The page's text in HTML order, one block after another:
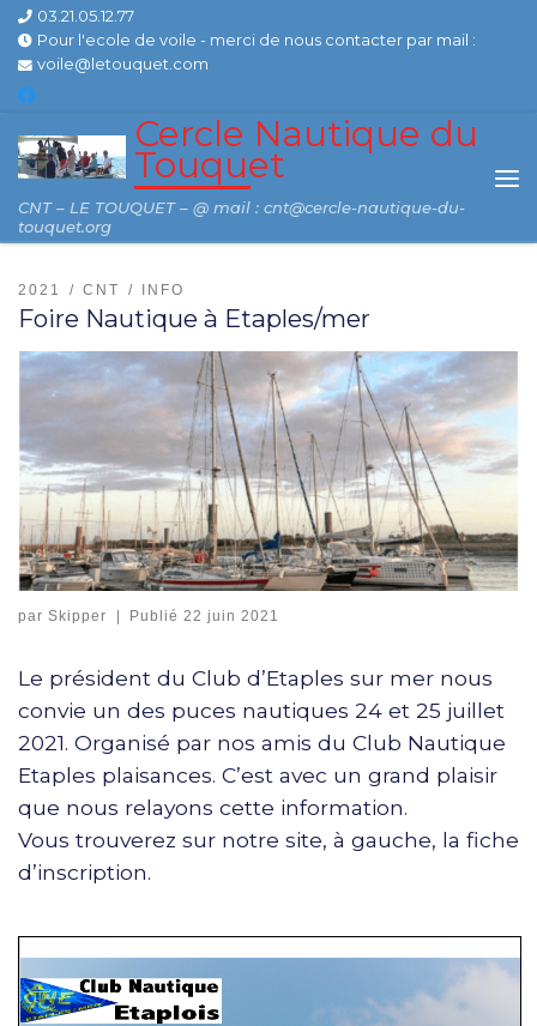
Skip to content
03.21.05.12.77
Pour l'ecole de voile - merci de nous contacter par mail :
voile@letouquet.com
Cercle Nautique du
Touquet
CNT – LE TOUQUET – @ mail : cnt@cercle-nautique-du-
touquet.org
2021 CNT INFO
Foire Nautique à Etaples/mer
par Skipper Publié22 juin 2021
Le président du Club d’Etaples sur mer nous
convie un des puces nautiques 24 et 25 juillet
2021. Organisé par nos amis du Club Nautique
Etaples plaisances. C’est avec un grand plaisir
que nous relayons cette information.
Vous trouverez sur notre site, à gauche, la fiche
d’inscription.